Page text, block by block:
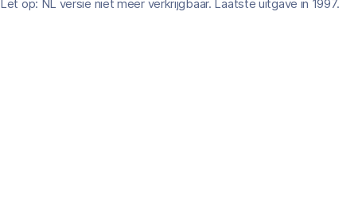
Let op: NL versie niet meer verkrijgbaar. Laatste uitgave in 1997.